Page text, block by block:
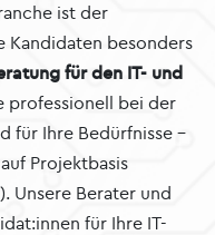
ist der
besonders
für den IT- und
professionell bei der
für Ihre Bedürfnisse –
Projektbasis
Unsere Berater und
für Ihre IT-